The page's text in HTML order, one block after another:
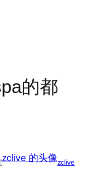
的都
zclive